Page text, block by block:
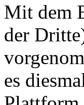
Mit dem
der
es